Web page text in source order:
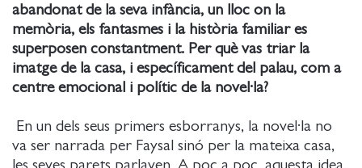
abandonat de la seva infància, un lloc on la
memòria, els fantasmes i la història familiar es
superposen constantment. Per què vas triar la
imatge de la casa, i específicament del palau, com a
centre emocional i polític de la novel·la?
En un dels seus primers esborranys, la novel·la no
va ser narrada per Faysal sinó per la mateixa casa,
les seves parets parlaven. A poc a poc, aquesta idea